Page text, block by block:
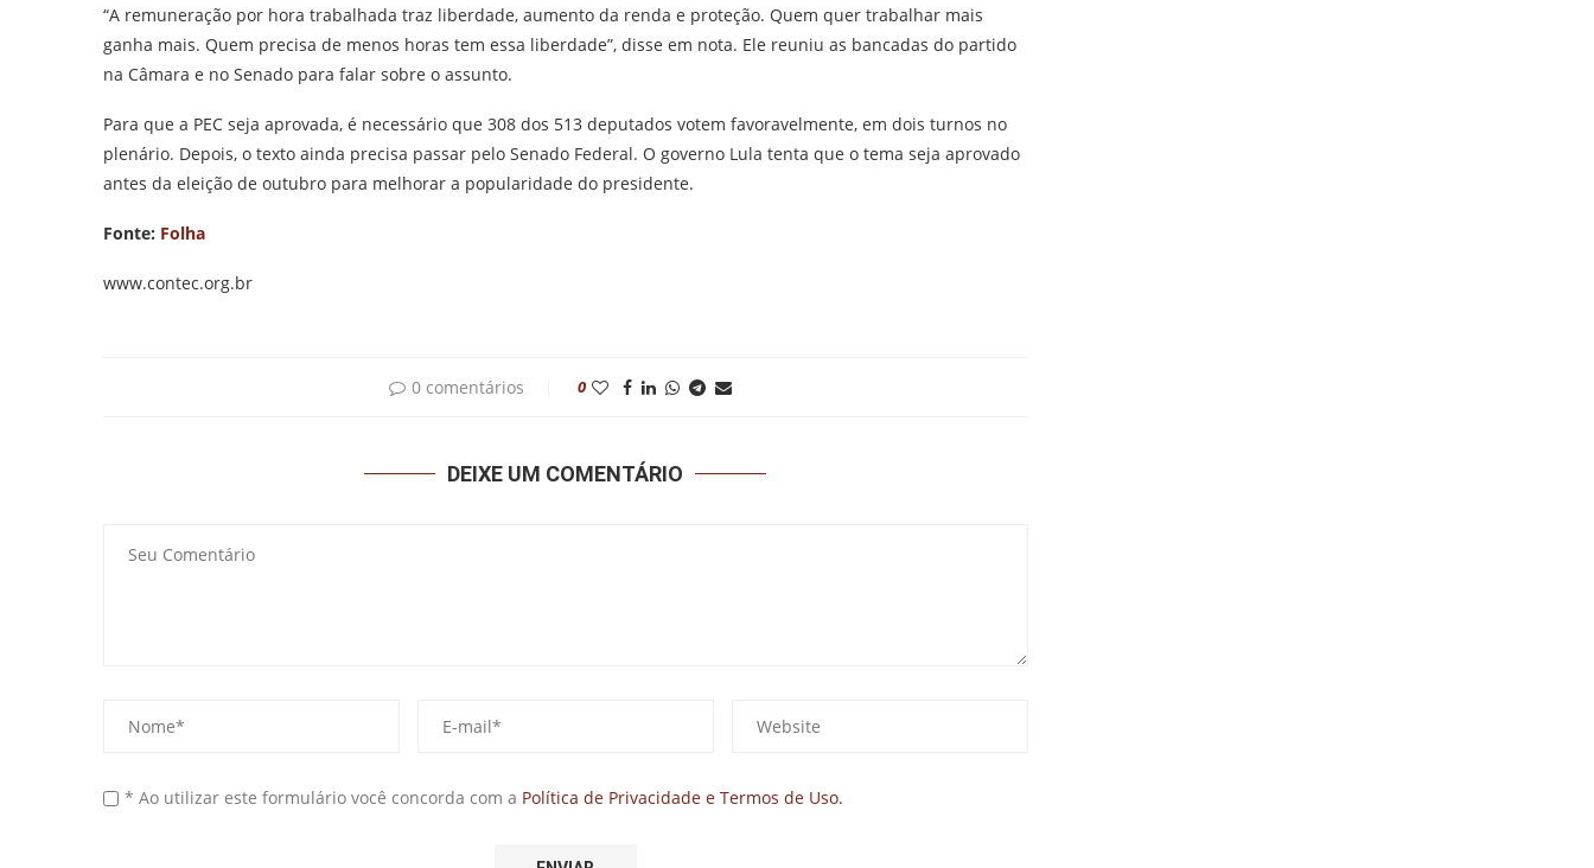
“A remuneração por hora trabalhada traz liberdade, aumento da renda e proteção. Quem quer trabalhar mais
ganha mais. Quem precisa de menos horas tem essa liberdade”, disse em nota. Ele reuniu as bancadas do partido
na Câmara e no Senado para falar sobre o assunto.
Para que a PEC seja aprovada, é necessário que 308 dos 513 deputados votem favoravelmente, em dois turnos no
plenário. Depois, o texto ainda precisa passar pelo Senado Federal. O governo Lula tenta que o tema seja aprovado
antes da eleição de outubro para melhorar a popularidade do presidente.
Fonte: Folha
www.contec.org.br
0 comentários 0
DEIXE UM COMENTÁRIO
* Ao utilizar este formulário você concorda com a Política de Privacidade e Termos de Uso.